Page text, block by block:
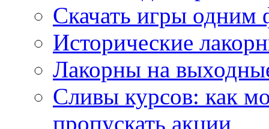
Скачать игры одним
Исторические
Лакорны на
Сливы курсов: как
пропускать акции